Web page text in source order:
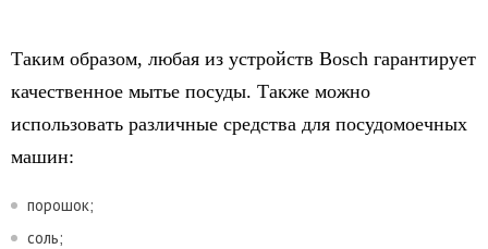
Таким образом, любая из устройств Bosch гарантирует
качественное мытье посуды. Также можно
использовать различные средства для посудомоечных
машин:
порошок;
соль;